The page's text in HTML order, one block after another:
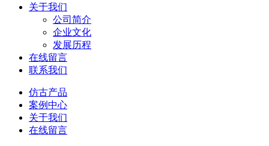
关于我们
公司简介
企业文化
发展历程
在线留言
联系我们
仿古产品
案例中心
关于我们
在线留言